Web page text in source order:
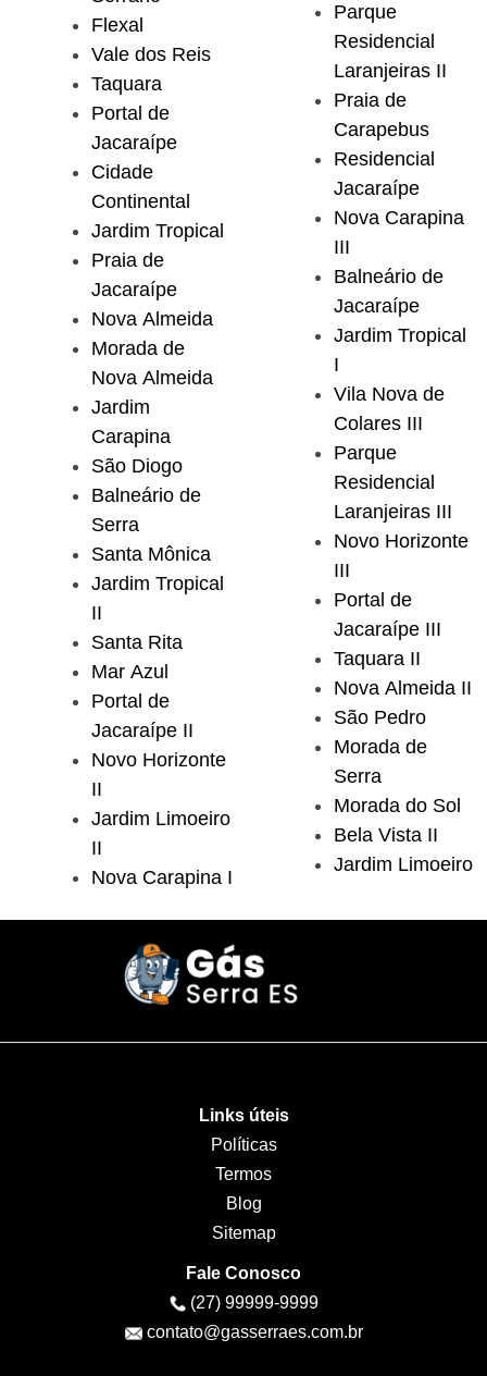
Flexal
Vale dos Reis
Taquara
Portal de
Jacaraípe
Cidade
Continental
Jardim Tropical
Praia de
Jacaraípe
Nova Almeida
Morada de
Nova Almeida
Jardim
Carapina
São Diogo
Balneário de
Serra
Santa Mônica
Jardim Tropical
II
Santa Rita
Mar Azul
Portal de
Jacaraípe II
Novo Horizonte
II
Jardim Limoeiro
II
Nova Carapina I
Parque
Residencial
Laranjeiras II
Praia de
Carapebus
Residencial
Jacaraípe
Nova Carapina
III
Balneário de
Jacaraípe
Jardim Tropical
I
Vila Nova de
Colares III
Parque
Residencial
Laranjeiras III
Novo Horizonte
III
Portal de
Jacaraípe III
Taquara II
Nova Almeida II
São Pedro
Morada de
Serra
Morada do Sol
Bela Vista II
Jardim Limoeiro
Links úteis
Políticas
Termos
Blog
Sitemap
Fale Conosco
(27) 99999-9999
contato@gasserraes.com.br